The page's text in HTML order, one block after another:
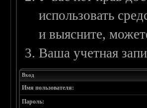
использовать
и выясните,
Ваша учетная
Вход
Имя пользователя:
Пароль: